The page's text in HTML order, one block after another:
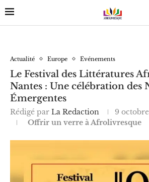
Actualité Europe Événements
Le Festival des Littératures
Nantes : Une célébration des
Émergentes
Rédigé par La Redaction
9
Offrir un verre à Afrolivresque